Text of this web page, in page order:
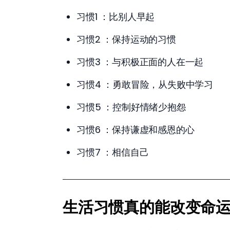
习惯1 ：比别人早起
习惯2 ：保持运动的习惯
习惯3 ：与积极正面的人在一起
习惯4 ：勇敢冒险，从失败中学习
习惯5 ：控制好情绪少抱怨
习惯6 ：保持谦虚和感恩的心
习惯7 ：相信自己
生活习惯真的能改变命